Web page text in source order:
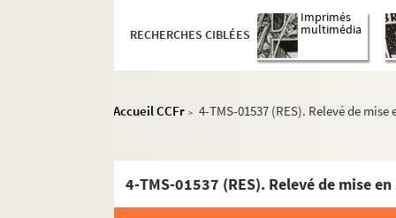
RECHERCHES CIBLÉES
Imprimés
multimédia
Accueil CCFr > 4-TMS-01537 (RES). Relevé de mise
4-TMS-01537 (RES). Relevé de mise en
Romain Rolland. Le jeu de l'amour et de la
Marivaux. Le jeu de l'amour et du hasard :
Clairville et Adolphe Salvat. La jeune et la
André Picard. Jeunesse : pièce en 3 actes.
Alexandre Dumas. La jeunesse de Louis XIV :